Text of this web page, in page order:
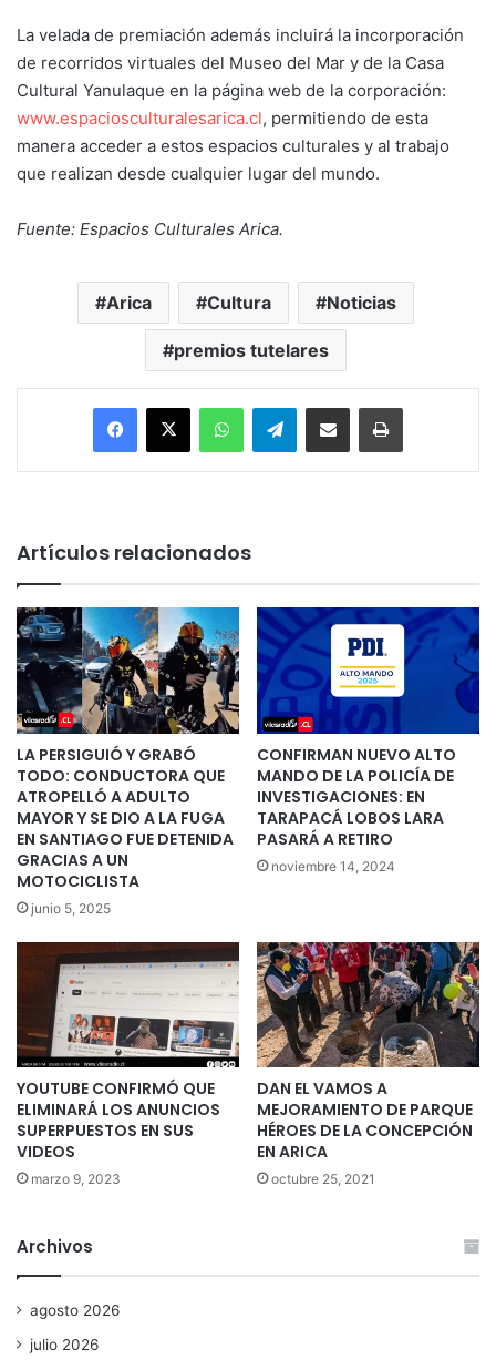
La velada de premiación además incluirá la incorporación
de recorridos virtuales del Museo del Mar y de la Casa
Cultural Yanulaque en la página web de la corporación:
www.espaciosculturalesarica.cl, permitiendo de esta
manera acceder a estos espacios culturales y al trabajo
que realizan desde cualquier lugar del mundo.
Fuente: Espacios Culturales Arica.
Arica Cultura Noticias
premios tutelares
Facebook
X WhatsAppTelegramEnviar vía email Imprimir
Artículos relacionados
LA PERSIGUIÓ Y GRABÓ
TODO: CONDUCTORA QUE
ATROPELLÓ A ADULTO
MAYOR Y SE DIO A LA FUGA
EN SANTIAGO FUE DETENIDA
GRACIAS A UN
MOTOCICLISTA
junio 5, 2025
CONFIRMAN NUEVO ALTO
MANDO DE LA POLICÍA DE
INVESTIGACIONES: EN
TARAPACÁ LOBOS LARA
PASARÁ A RETIRO
noviembre 14, 2024
YOUTUBE CONFIRMÓ QUE
ELIMINARÁ LOS ANUNCIOS
SUPERPUESTOS EN SUS
VIDEOS
marzo 9, 2023
DAN EL VAMOS A
MEJORAMIENTO DE PARQUE
HÉROES DE LA CONCEPCIÓN
EN ARICA
octubre 25, 2021
Archivos
agosto 2026
julio 2026